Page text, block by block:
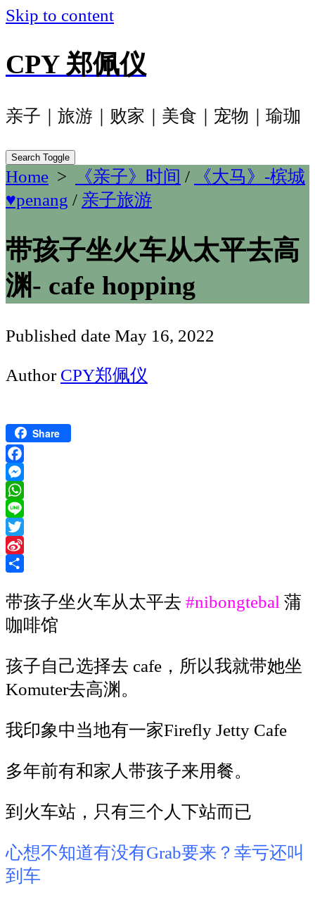
Skip to content
CPY 郑佩仪
亲子｜旅游｜败家｜美食｜宠物｜瑜珈
Search Toggle
Home > 《亲子》时间 /
《大马》-槟城
♥penang / 亲子旅游
带孩子坐火车从太平去高
渊- cafe hopping
Published date May 16, 2022
Author CPY郑佩仪
Share
Facebook
Messenger
WhatsApp
Line
Twitter
Sina
带孩子坐火车从太平去 #nibongtebal 蒲
咖啡馆
孩子自己选择去 cafe ，所以我就带她坐
Komuter去高渊。
我印象中当地有一家Firefly Jetty Cafe
多年前有和家人带孩子来用餐。
到火车站，只有三个人下站而已
心想不知道有没有Grab要来？幸亏还叫
到车